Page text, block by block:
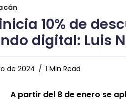
10% de
digital: Luis
de 2024 1 Min Read
A partir del 8 de enero se